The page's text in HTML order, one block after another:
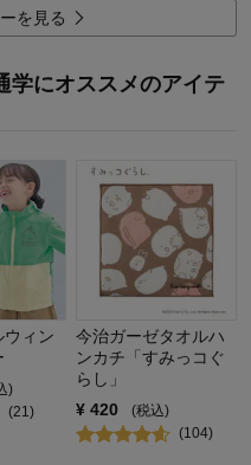
近いイエローで、白い部屋
になりまして、子供も喜ん
て活用しており、一番上は
ですね！）、寝る前の絵本
コロの設置まで、全部小3女
りました 参考になった
を見る
学にオススメのアイテ
ウィン
)
(21)
今治ガーゼタオルハ
ンカチ「すみっコぐ
らし」
¥ 420
(税込)
(104)